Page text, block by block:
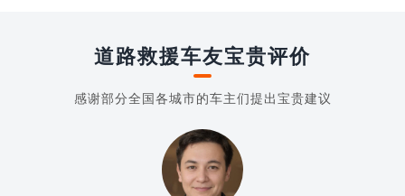
道路救援车友宝贵评价
感谢部分全国各城市的车主们提出宝贵建议